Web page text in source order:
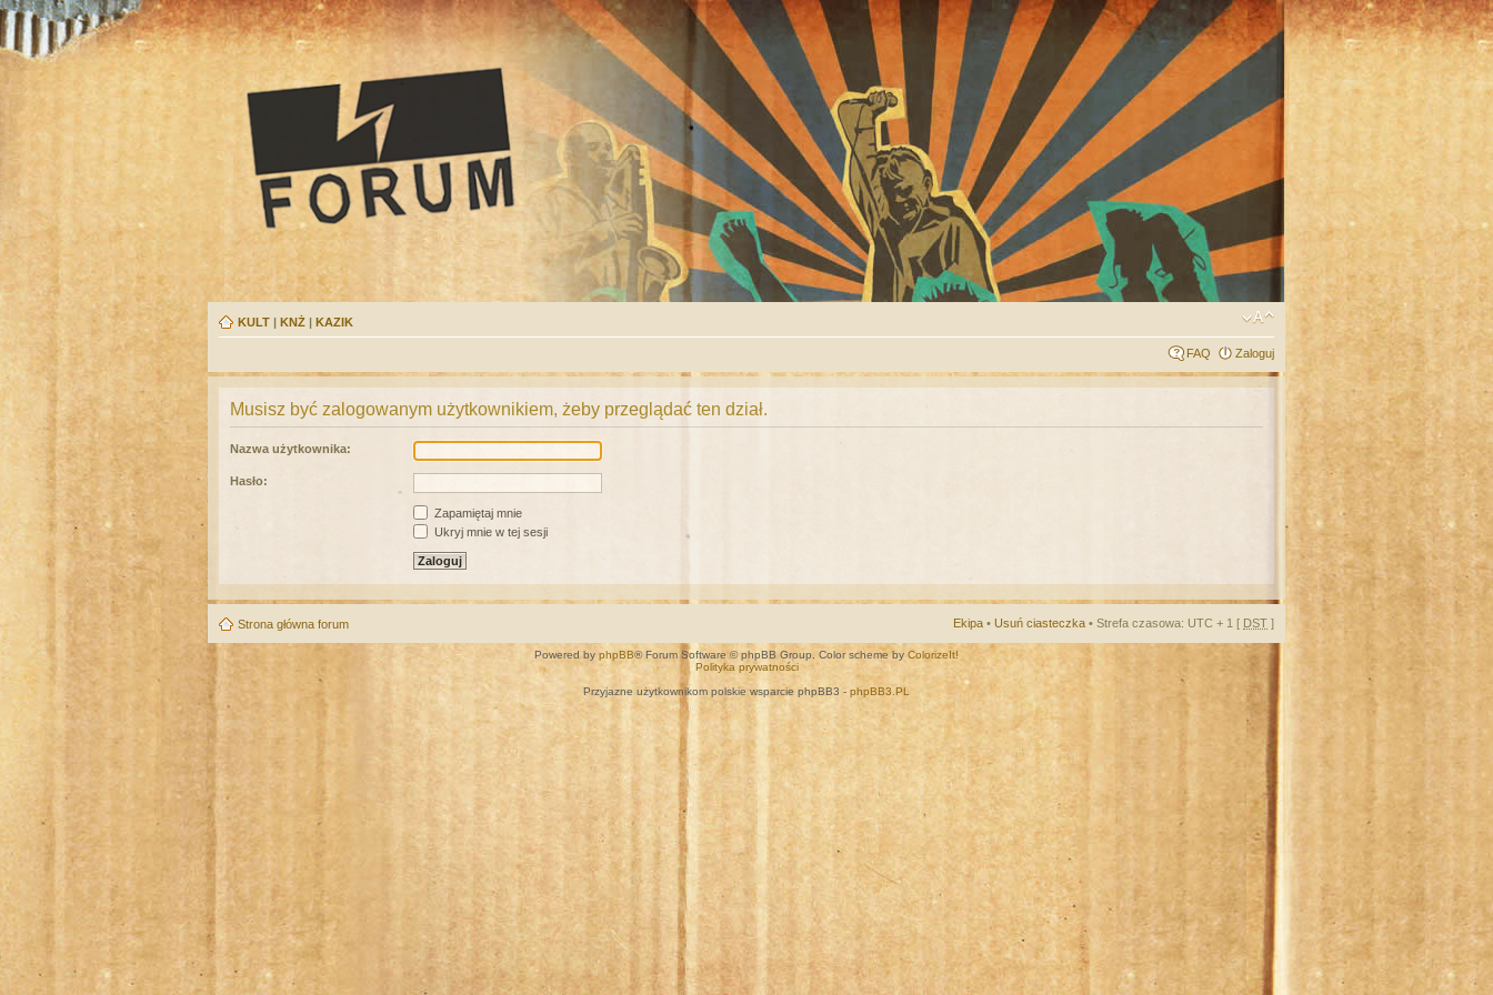
KULT | KNŻ | KAZIK
FAQ Zaloguj
Musisz być zalogowanym użytkownikiem, żeby przeglądać ten dział.
Nazwa użytkownika:
Hasło:
Zapamiętaj mnie
Ukryj mnie w tej sesji
Strona główna forum Ekipa • Usuń ciasteczka • Strefa czasowa: UTC + 1 [ DST ]
Powered by phpBB® Forum Software © phpBB Group. Color scheme by ColorizeIt!
Polityka prywatności
Przyjazne użytkownikom polskie wsparcie phpBB3 - phpBB3.PL